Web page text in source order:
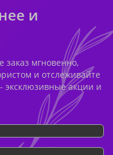
и
заказ мгновенно,
и отслеживайте
эксклюзивные акции и